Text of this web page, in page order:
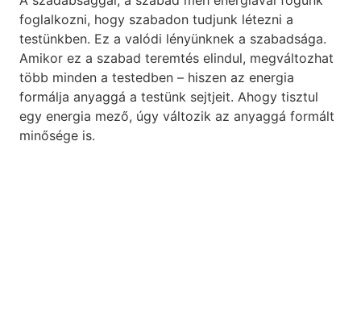
foglalkozni, hogy szabadon tudjunk létezni a
testünkben. Ez a valódi lényünknek a szabadsága.
Amikor ez a szabad teremtés elindul, megváltozhat
több minden a testedben – hiszen az energia
formálja anyaggá a testünk sejtjeit. Ahogy tisztul
egy energia mező, úgy változik az anyaggá formált
minősége is.